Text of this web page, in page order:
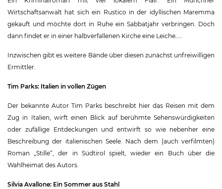
Wirtschaftsanwalt hat sich ein Rustico in der idyllischen Maremma
gekauft und möchte dort in Ruhe ein Sabbatjahr verbringen. Doch
dann findet er in einer halbverfallenen Kirche eine Leiche…..
Inzwischen gibt es weitere Bände über diesen zunächst unfreiwilligen
Ermittler.
Tim Parks: Italien in vollen Zügen
Der bekannte Autor Tim Parks beschreibt hier das Reisen mit dem
Zug in Italien, wirft einen Blick auf berühmte Sehenswürdigkeiten
oder zufällige Entdeckungen und entwirft so wie nebenher eine
Beschreibung der italienischen Seele. Nach dem (auch verfilmten)
Roman „Stille“, der in Südtirol spielt, wieder ein Buch über die
Wahlheimat des Autors.
Silvia Avallone: Ein Sommer aus Stahl